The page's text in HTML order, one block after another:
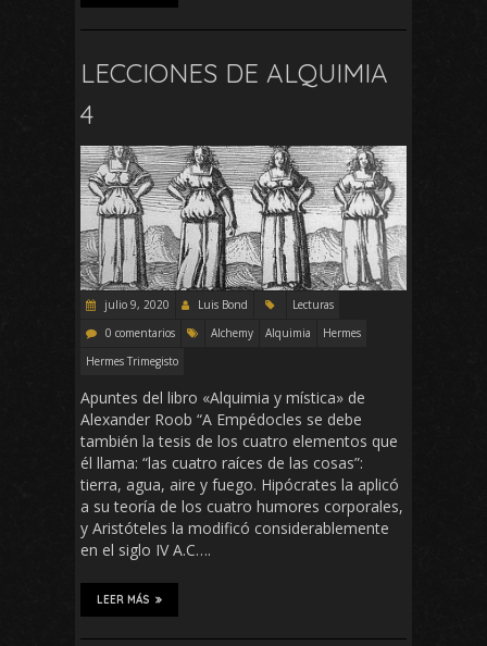
LECCIONES DE ALQUIMIA
4
julio 9, 2020 Luis Bond
Lecturas
0 comentarios
Alchemy Alquimia
Hermes
Hermes Trimegisto
Apuntes del libro «Alquimia y mística» de
Alexander Roob “A Empédocles se debe
también la tesis de los cuatro elementos que
él llama: “las cuatro raíces de las cosas”:
tierra, agua, aire y fuego. Hipócrates la aplicó
a su teoría de los cuatro humores corporales,
y Aristóteles la modificó considerablemente
en el siglo IV A.C….
LEER MÁS